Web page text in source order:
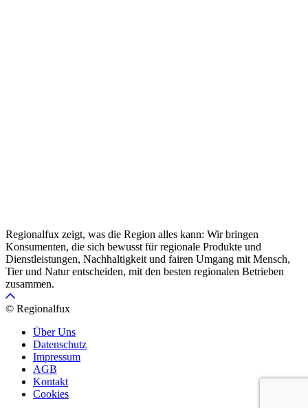
Regionalfux zeigt, was die Region alles kann: Wir bringen
Konsumenten, die sich bewusst für regionale Produkte und
Dienstleistungen, Nachhaltigkeit und fairen Umgang mit Mensch,
Tier und Natur entscheiden, mit den besten regionalen Betrieben
zusammen.
© Regionalfux
Über Uns
Datenschutz
Impressum
AGB
Kontakt
Cookies